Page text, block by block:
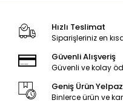
Hızlı Teslimat
Siparişleriniz en
Güvenli Alışveriş
Güvenli ve kolay
Geniş Ürün
Binlerce ürün ve